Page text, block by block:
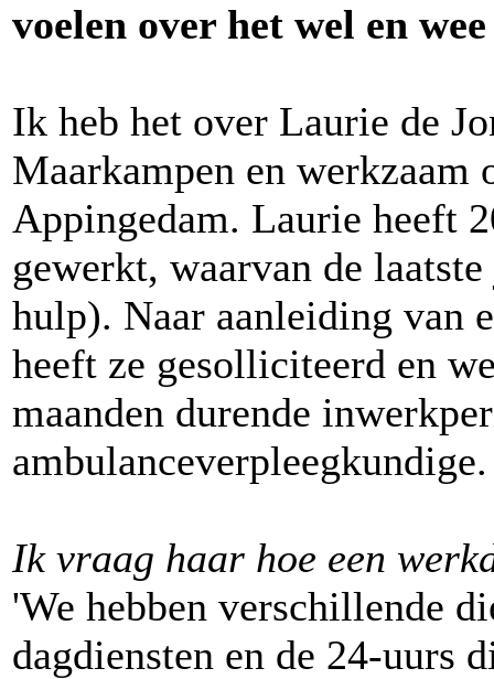
voelen over het wel en
Ik heb het over Laurie de
Maarkampen en werkzaam
Appingedam. Laurie heeft
gewerkt, waarvan de
hulp). Naar aanleiding van
heeft ze gesolliciteerd en
maanden durende
ambulanceverpleegkundige.
Ik vraag haar hoe een
'We hebben verschillende
dagdiensten en de 24-uurs